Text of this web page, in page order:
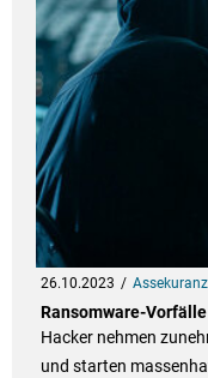
26.10.2023 Assekuranz
Ransomware-
Hacker nehmen
und starten